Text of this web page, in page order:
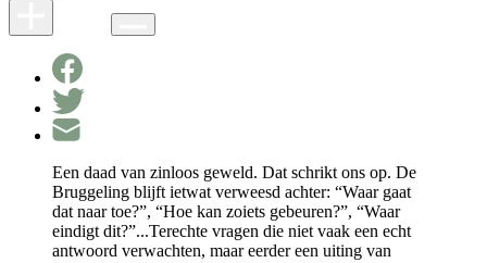
Een daad van zinloos geweld. Dat schrikt ons op. De
Bruggeling blijft ietwat verweesd achter: “Waar gaat
dat naar toe?”, “Hoe kan zoiets gebeuren?”, “Waar
eindigt dit?”...Terechte vragen die niet vaak een echt
antwoord verwachten, maar eerder een uiting van